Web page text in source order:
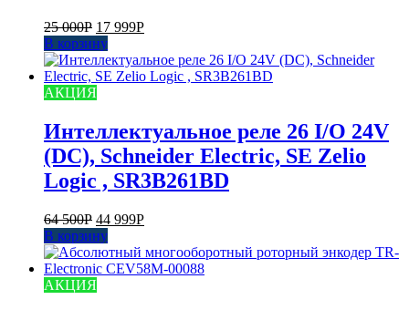
25 000Р 17 999Р
В корзину
АКЦИЯ
Интеллектуальное реле 26 I/O 24V
(DC), Schneider Electric, SE Zelio
Logic , SR3B261BD
64 500Р 44 999Р
В корзину
АКЦИЯ